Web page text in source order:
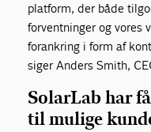
platform, der både
forventninger og vores
forankring i form af
siger Anders Smith,
SolarLab har
til mulige